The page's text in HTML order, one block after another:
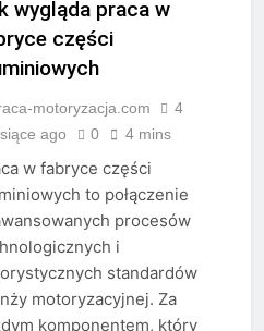
wygląda praca w
części
motoryzacja.com
4
ago
0 4 mins
w fabryce części
to połączenie
procesów
i
standardów
motoryzacyjnej. Za
komponentem, który